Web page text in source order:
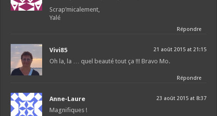
Scrap’micalement,
Yalé
Répondre
Vivi85 21 août 2015 at 21:15
Oh la, la … quel beauté tout ça !!! Bravo Mo.
Répondre
Anne-Laure 23 août 2015 at 8:37
Magnifiques !